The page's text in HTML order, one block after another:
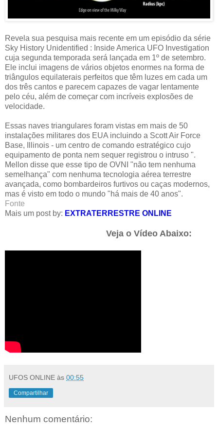
Revela sua pesquisa mais recente em um episódio da série
Sky History Unidentified : Inside America UFO Investigation
cuja segunda temporada será lançada em 1º de setembro.
Ele inclui imagens de vários objetos enormes na forma de
triângulos equilaterais perfeitos que têm luzes em cada um
dos três cantos e parecem capazes de vagar lentamente
pelo céu, além de começar com incríveis explosões de
velocidade.
Essas naves triangulares foram vistas em mais de 50
instalações militares dos EUA incluindo a Scott Air Force
Base, Illinois - um centro de comando estratégico cujo
equipamento de ponta nem sequer registrou o intruso ".
Mellon disse que esse tipo de OVNI "não tem nenhuma
semelhança" com nenhuma tecnologia aérea terrestre
avançada, como bombardeiros furtivos ou caças modernos,
mas é visto em todo o mundo "há mais de 40 anos".
Fonte
Mais um post by: EXTRATERRESTRE ONLINE
Veja o Vídeo Abaixo:
UFOS ONLINE às 00:55
Compartilhar
Nenhum comentário: